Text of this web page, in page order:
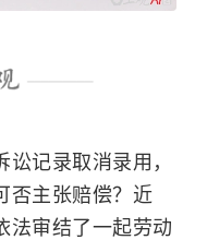
记录取消录用，
否主张赔偿？近
法审结了一起劳动